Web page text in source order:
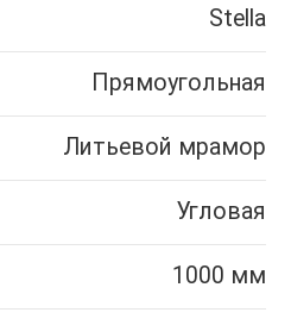
Stella
Прямоугольная
Литьевой мрамор
Угловая
1000 мм